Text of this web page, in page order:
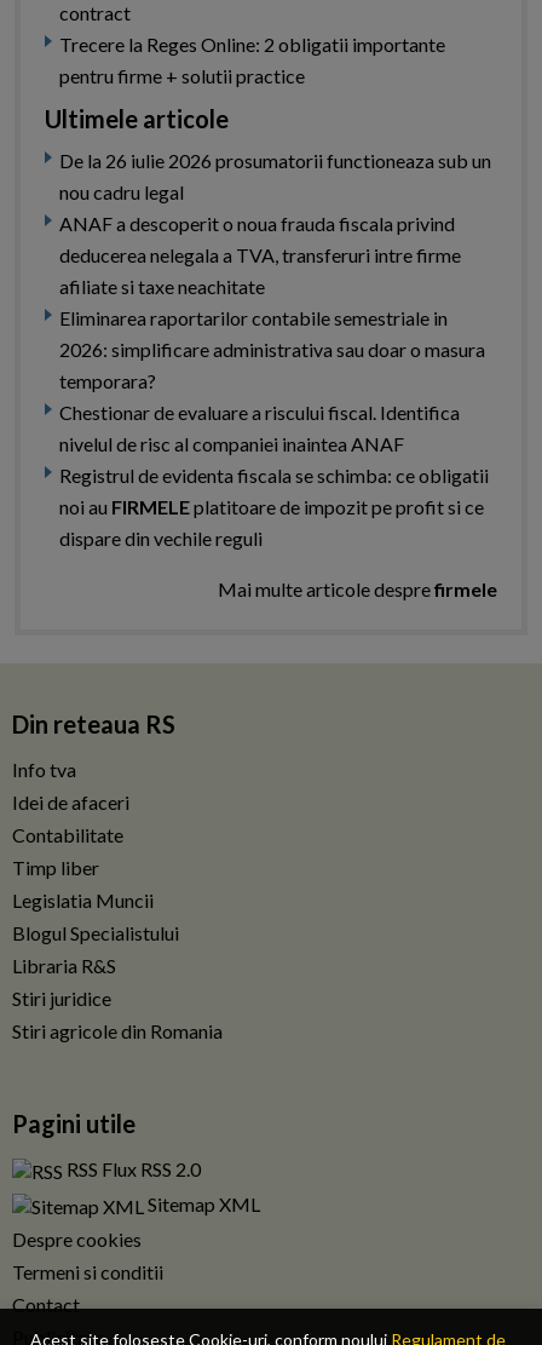
Acest site foloseste Cookie-uri, conform noului Regulament de
contract
Trecere la Reges Online: 2 obligatii importante
pentru firme + solutii practice
Ultimele articole
De la 26 iulie 2026 prosumatorii functioneaza sub un
nou cadru legal
ANAF a descoperit o noua frauda fiscala privind
deducerea nelegala a TVA, transferuri intre firme
afiliate si taxe neachitate
Eliminarea raportarilor contabile semestriale in
2026: simplificare administrativa sau doar o masura
temporara?
Chestionar de evaluare a riscului fiscal. Identifica
nivelul de risc al companiei inaintea ANAF
Registrul de evidenta fiscala se schimba: ce obligatii
noi au FIRMELEplatitoare de impozit pe profit si ce
dispare din vechile reguli
Mai multe articole desprefirmele
Din reteaua RS
Info tva
Idei de afaceri
Contabilitate
Timp liber
Legislatia Muncii
Blogul Specialistului
Libraria R&S
Stiri juridice
Stiri agricole din Romania
Pagini utile
RSS Flux RSS 2.0
Sitemap XML
Despre cookies
Termeni si conditii
Contact
Publicitate